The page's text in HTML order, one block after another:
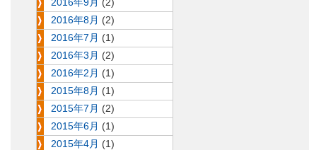
2016年9月 (2)
2016年8月 (2)
2016年7月 (1)
2016年3月 (2)
2016年2月 (1)
2015年8月 (1)
2015年7月 (2)
2015年6月 (1)
2015年4月 (1)